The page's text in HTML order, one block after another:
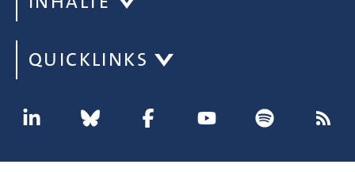
QUICKLINKS